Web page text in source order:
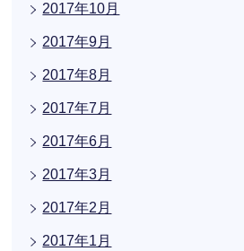
2017年10月
2017年9月
2017年8月
2017年7月
2017年6月
2017年3月
2017年2月
2017年1月